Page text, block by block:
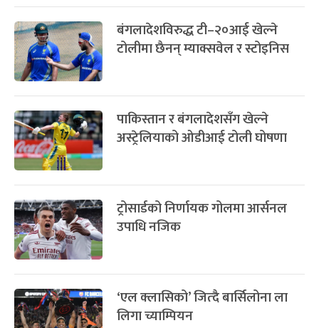
बंगलादेशविरुद्ध टी–२०आई खेल्ने
टोलीमा छैनन् म्याक्सवेल र स्टोइनिस
पाकिस्तान र बंगलादेशसँग खेल्ने
अस्ट्रेलियाको ओडीआई टोली घोषणा
ट्रोसार्डको निर्णायक गोलमा आर्सनल
उपाधि नजिक
‘एल क्लासिको’ जित्दै बार्सिलोना ला
लिगा च्याम्पियन